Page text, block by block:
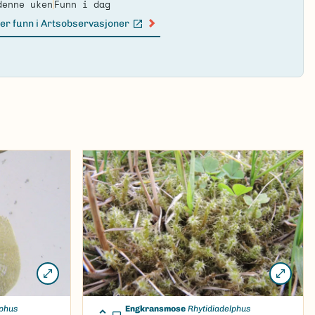
uken Funn i dag
funn i Artsobservasjoner
lenke)
Engkransmose Rhytidiadelphus